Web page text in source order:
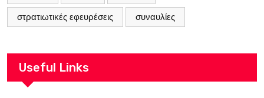
στρατιωτικές εφευρέσεις συναυλίες
Useful Links